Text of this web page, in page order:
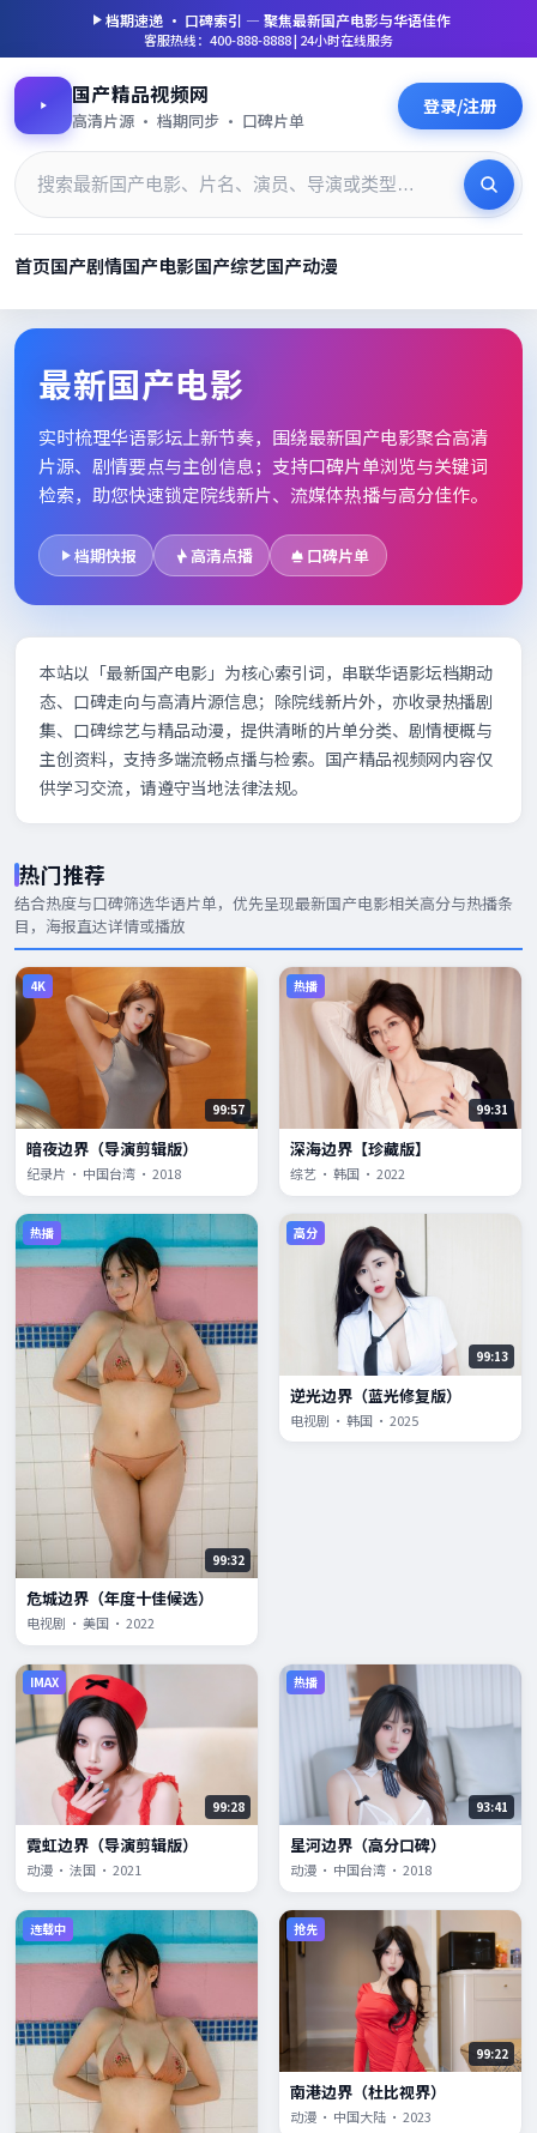
档期速递 · 口碑索引 — 聚焦最新国产电影与华语佳作
客服热线：400-888-8888 | 24小时在线服务
国产精品视频网
高清片源 · 档期同步 · 口碑片单
登录/注册
首页国产剧情国产电影国产综艺国产动漫
最新国产电影_高清片单档期
最新国产电影
实时梳理华语影坛上新节奏，围绕最新国产电影聚合高清
片源、剧情要点与主创信息；支持口碑片单浏览与关键词
检索，助您快速锁定院线新片、流媒体热播与高分佳作。
档期快报 高清点播 口碑片单
本站以「最新国产电影」为核心索引词，串联华语影坛档期动
态、口碑走向与高清片源信息；除院线新片外，亦收录热播剧
集、口碑综艺与精品动漫，提供清晰的片单分类、剧情梗概与
主创资料，支持多端流畅点播与检索。国产精品视频网内容仅
供学习交流，请遵守当地法律法规。
热门推荐
结合热度与口碑筛选华语片单，优先呈现最新国产电影相关高分与热播条
目，海报直达详情或播放
4K
99:57
暗夜边界（导演剪辑版）
纪录片 · 中国台湾 · 2018
热播
99:31
深海边界【珍藏版】
综艺 · 韩国 · 2022
热播
99:32
危城边界（年度十佳候选）
电视剧 · 美国 · 2022
高分
99:13
逆光边界（蓝光修复版）
电视剧 · 韩国 · 2025
IMAX
99:28
霓虹边界（导演剪辑版）
动漫 · 法国 · 2021
热播
93:41
星河边界（高分口碑）
动漫 · 中国台湾 · 2018
连载中 抢先
99:22
南港边界（杜比视界）
动漫 · 中国大陆 · 2023